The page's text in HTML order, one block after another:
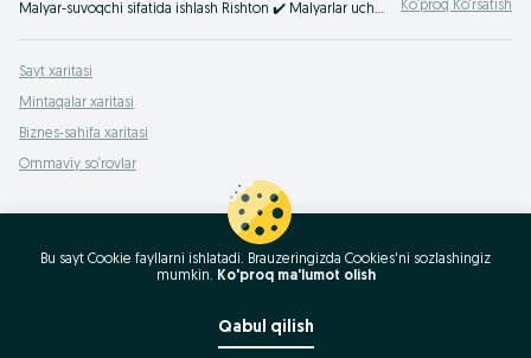
Malyar-suvoqchi sifatida ishlash Rishton ✔️️️ Malyarlar uchun bo'sh ish o'rinlarining keng tanlovi ⭐ Qurilish sohasidagi eng yaxshi ish takliflari ⮞⮞ OLX.uz Ko‘proq Ko‘rsatish
Sayt xaritasi
Mintaqalar xaritasi
Biznes-sahifa xaritasi
Ommaviy so‘rovlar
Bu sayt Cookie fayllarni ishlatadi. Brauzeringizda Cookies'ni sozlashingiz
mumkin. Ko'proq ma'lumot olish
Qabul qilish